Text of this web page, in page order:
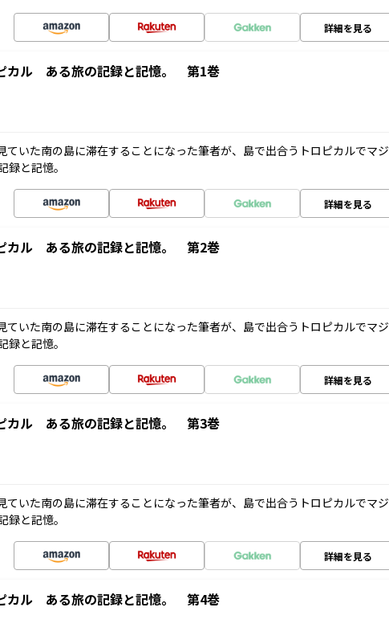
詳細を見る
カル ある旅の記録と記憶。 第1巻
ていた南の島に滞在することになった筆者が、島で出合うトロピカルでマジ
録と記憶。
詳細を見る
カル ある旅の記録と記憶。 第2巻
ていた南の島に滞在することになった筆者が、島で出合うトロピカルでマジ
録と記憶。
詳細を見る
カル ある旅の記録と記憶。 第3巻
ていた南の島に滞在することになった筆者が、島で出合うトロピカルでマジ
録と記憶。
詳細を見る
カル ある旅の記録と記憶。 第4巻